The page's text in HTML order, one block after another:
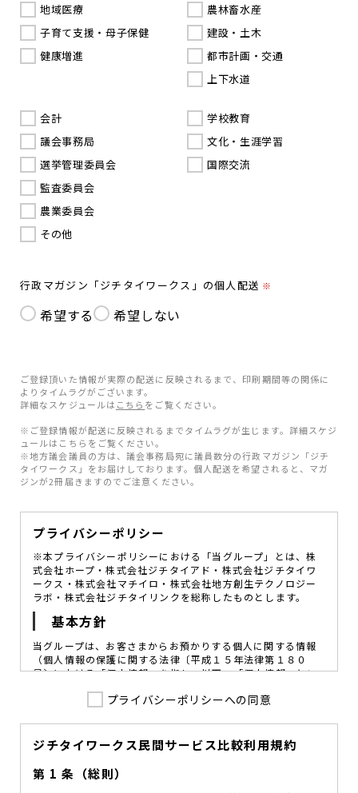
地域医療
子育て支援・母子保健
健康増進
農林畜水産
建設・土木
都市計画・交通
上下水道
会計
議会事務局
選挙管理委員会
監査委員会
農業委員会
その他
学校教育
文化・生涯学習
国際交流
行政マガジン「ジチタイワークス」の個人配送 ※
希望する 希望しない
ご登録頂いた情報が実際の配送に反映されるまで、印刷期間等の関係に
よりタイムラグがございます。
詳細なスケジュールは こちら をご覧ください。
※ご登録情報が配送に反映されるまでタイムラグが生じます。詳細スケジ
ュールはこちらをご覧ください。
※地方議会議員の方は、議会事務局宛に議員数分の行政マガジン「ジチ
タイワークス」をお届けしております。個人配送を希望されると、マガ
ジンが2冊届きますのでご注意ください。
プライバシーポリシー
※本プライバシーポリシーにおける「当グループ」とは、株
式会社ホープ・株式会社ジチタイアド・株式会社ジチタイワ
ークス・株式会社マチイロ・株式会社地方創生テクノロジー
ラボ・株式会社ジチタイリンクを総称したものとします。
基本方針
当グループは、お客さまからお預かりする個人に関する情報
（個人情報の保護に関する法律〔平成１５年法律第１８０
号〕における「個人情報」を指し、以下、「個人情報」とい
図ることが、重要な社会的責務であると考えております。
を定め、役員及び従業員に個人情報保護の重要性の認識と取
組みを徹底させることによって、個人情報の適切な取り扱い
に努めてまいります。
プライバシーポリシーへの同意
ジチタイワークス民間サービス比較利用規約
第 1 条（総則）